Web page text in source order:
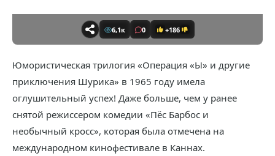
6,1к 0 +186
Юмористическая трилогия «Операция «Ы» и другие
приключения Шурика» в 1965 году имела
оглушительный успех! Даже больше, чем у ранее
снятой режиссером комедии «Пёс Барбос и
необычный кросс», которая была отмечена на
международном кинофестивале в Каннах.